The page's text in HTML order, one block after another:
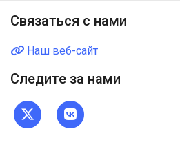
Связаться с нами
Наш веб-сайт
Следите за нами